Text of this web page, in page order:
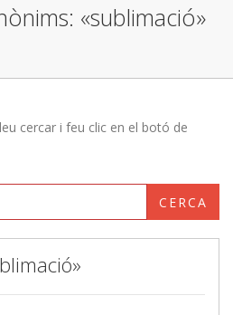
«sublimació»
cercar i feu clic en el botó de
CERCA